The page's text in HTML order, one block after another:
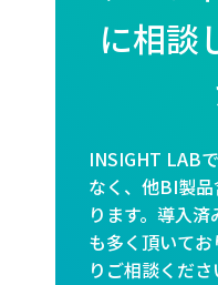
に相談
INSIGHT LAB
なく、他BI製
ります。導入
も多く頂いて
りご相談くださ